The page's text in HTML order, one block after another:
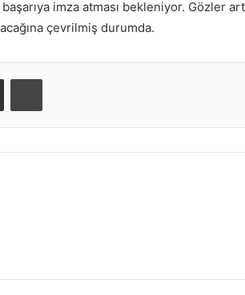
imza atması bekleniyor. Gözler
çevrilmiş durumda.